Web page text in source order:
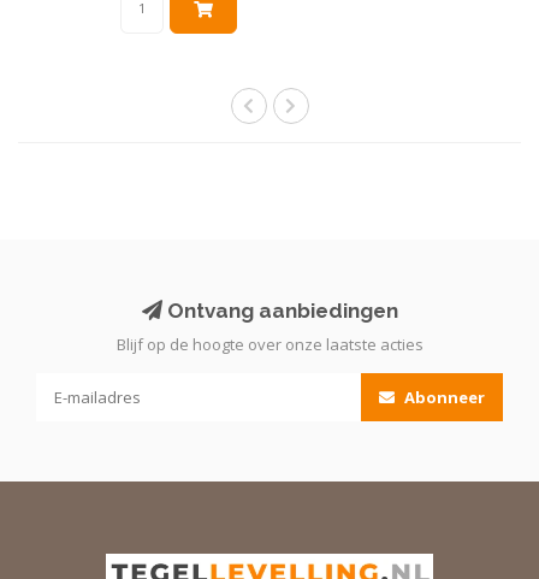
Ontvang aanbiedingen
Blijf op de hoogte over onze laatste acties
Abonneer